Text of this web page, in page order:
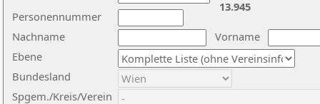
Nachname
Vorname
Ebene
Personennummer
Bundesland
Spgem./Kreis/Verein
13.945